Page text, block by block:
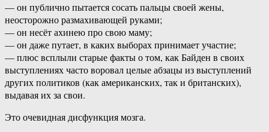
— он публично пытается сосать пальцы своей жены,
неосторожно размахивающей руками;
— он несёт ахинею про свою маму;
— он даже путает, в каких выборах принимает участие;
— плюс всплыли старые факты о том, как Байден в своих
выступлениях часто воровал целые абзацы из выступлений
других политиков (как американских, так и британских),
выдавая их за свои.
Это очевидная дисфункция мозга.